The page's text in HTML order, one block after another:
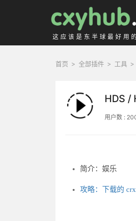
这应该是东半球最好用
首页 > 全部插件 > 工具 >
HDS /
用户数 :
简介：娱乐
攻略：下载的